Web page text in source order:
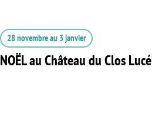
28 novembreau 3 janvier
NOËL au Château du Clos Lucé